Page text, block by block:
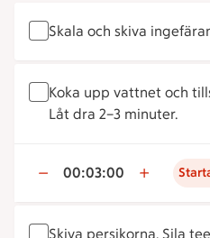
Skala och skiva
Koka upp vattnet och
Låt dra 2–3 minuter.
00:03:00
Skiva persikorna. Sila